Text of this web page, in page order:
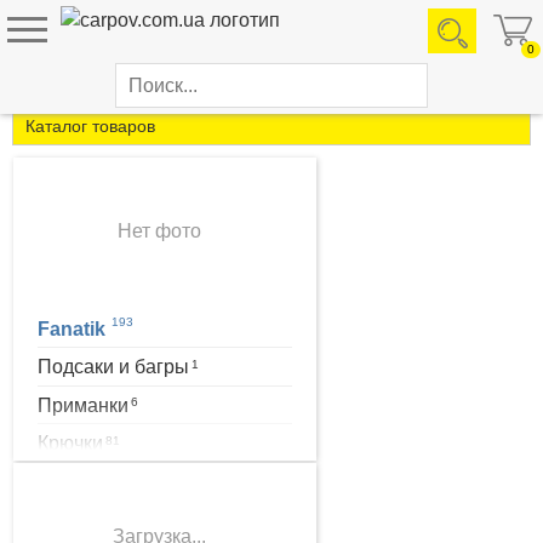
0
Производители
Каталог товаров
Нет фото
Fanatik 193
Подсаки и багры 1
Приманки 6
Крючки 81
Загрузка...